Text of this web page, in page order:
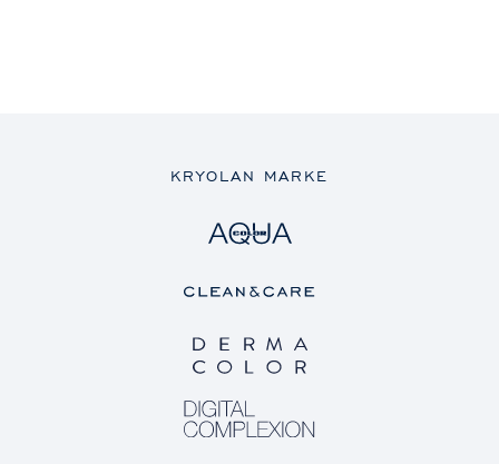
KRYOLAN MARKE